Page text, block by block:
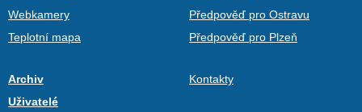
Webkamery
Teplotní mapa
Předpověď pro Ostravu
Předpověď pro Plzeň
Archiv
Uživatelé
Kontakty